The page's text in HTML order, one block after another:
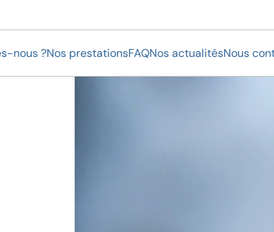
nous ?Nos prestationsFAQNos actualitésNous